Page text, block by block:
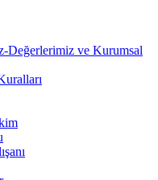
Değerlerimiz ve Kurumsal